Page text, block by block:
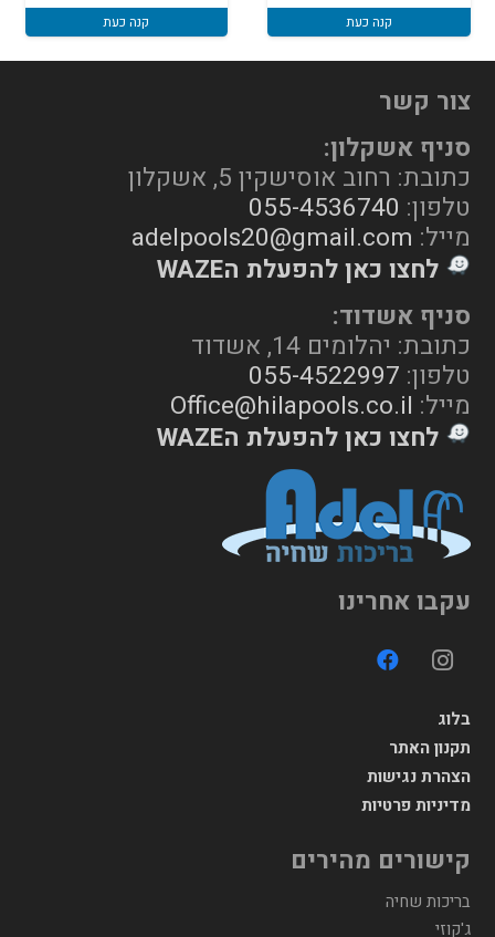
קנה כעת
₪3,400.
₪3,200.
קנה כעת
צור קשר
סניף אשקלון:
כתובת: רחוב אוסישקין 5, אשקלון
טלפון: 055-4536740
מייל: adelpools20@gmail.com
לחצו כאן להפעלת הWAZE
סניף אשדוד:
כתובת: יהלומים 14, אשדוד
טלפון: 055-4522997
מייל: Office@hilapools.co.il
לחצו כאן להפעלת הWAZE
עקבו אחרינו
בלוג
תקנון האתר
הצהרת נגישות
מדיניות פרטיות
קישורים מהירים
בריכות שחיה
ג'קוזי